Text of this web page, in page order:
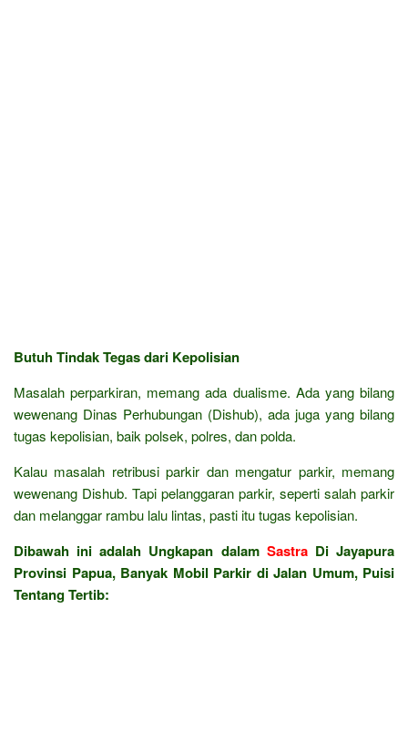
Butuh Tindak Tegas dari Kepolisian
Masalah perparkiran, memang ada dualisme. Ada yang bilang
wewenang Dinas Perhubungan (Dishub), ada juga yang bilang
tugas kepolisian, baik polsek, polres, dan polda.
Kalau masalah retribusi parkir dan mengatur parkir, memang
wewenang Dishub. Tapi pelanggaran parkir, seperti salah parkir
dan melanggar rambu lalu lintas, pasti itu tugas kepolisian.
Dibawah ini adalah Ungkapan dalam SastraDi Jayapura
Provinsi Papua, Banyak Mobil Parkir di Jalan Umum, Puisi
Tentang Tertib: